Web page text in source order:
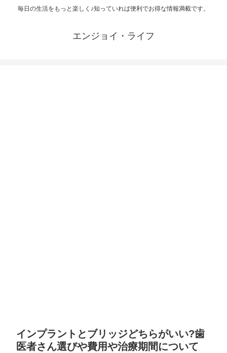
毎日の生活をもっと楽しく♪知っていれば便利でお得な情報満載です。
エンジョイ・ライフ
インプラントとブリッジどちらがいい?歯
医者さん選びや費用や治療期間について